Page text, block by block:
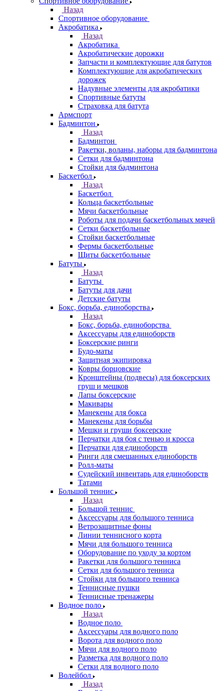
Назад
Спортивное оборудование
Акробатика
Назад
Акробатика
Акробатические дорожки
Запчасти и комплектующие для батутов
Комплектующие для акробатических
дорожек
Надувные элементы для акробатики
Спортивные батуты
Страховка для батута
Армспорт
Бадминтон
Назад
Бадминтон
Ракетки, воланы, наборы для бадминтона
Сетки для бадминтона
Стойки для бадминтона
Баскетбол
Назад
Баскетбол
Кольца баскетбольные
Мячи баскетбольные
Роботы для подачи баскетбольных мячей
Сетки баскетбольные
Стойки баскетбольные
Фермы баскетбольные
Щиты баскетбольные
Батуты
Назад
Батуты
Батуты для дачи
Детские батуты
Бокс, борьба, единоборства
Назад
Бокс, борьба, единоборства
Аксессуары для единоборств
Боксерские ринги
Будо-маты
Защитная экипировка
Ковры борцовские
Кронштейны (подвесы) для боксерских
груш и мешков
Лапы боксерские
Макивары
Манекены для бокса
Манекены для борьбы
Мешки и груши боксерские
Перчатки для боя с тенью и кросса
Перчатки для единоборств
Ринги для смешанных единоборств
Ролл-маты
Судейский инвентарь для единоборств
Татами
Большой теннис
Назад
Большой теннис
Аксессуары для большого тенниса
Ветрозащитные фоны
Линии теннисного корта
Мячи для большого тенниса
Оборудование по уходу за кортом
Ракетки для большого тенниса
Сетки для большого тенниса
Стойки для большого тенниса
Теннисные пушки
Теннисные тренажеры
Водное поло
Назад
Водное поло
Аксессуары для водного поло
Ворота для водного поло
Мячи для водного поло
Разметка для водного поло
Сетки для водного поло
Волейбол
Назад